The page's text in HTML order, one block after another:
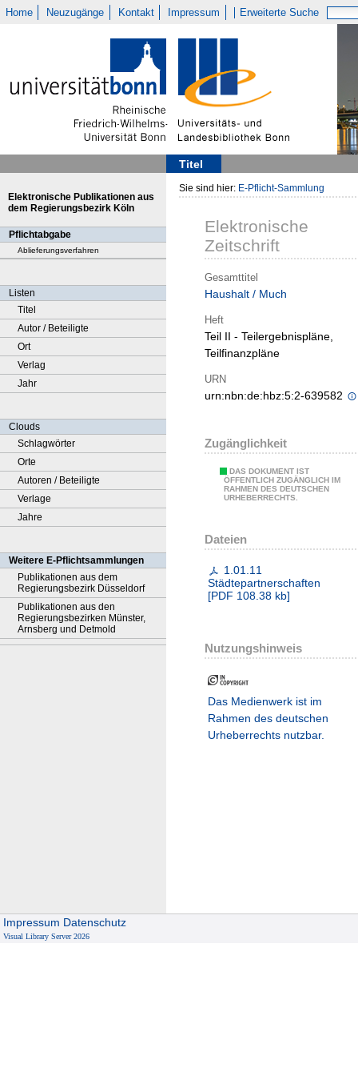
Home Neuzugänge Kontakt Impressum Erweiterte Suche
Titel
Elektronische Publikationen aus
dem Regierungsbezirk Köln
Pflichtabgabe
Ablieferungsverfahren
Listen
Titel
Autor / Beteiligte
Ort
Verlag
Jahr
Clouds
Schlagwörter
Orte
Autoren / Beteiligte
Verlage
Jahre
Weitere E-Pflichtsammlungen
Publikationen aus dem
Regierungsbezirk Düsseldorf
Publikationen aus den
Regierungsbezirken Münster,
Arnsberg und Detmold
Sie sind hier: E-Pflicht-Sammlung
Elektronische
Zeitschrift
Gesamttitel
Haushalt / Much
Heft
Teil II - Teilergebnispläne,
Teilfinanzpläne
URN
urn:nbn:de:hbz:5:2-639582
Zugänglichkeit
DAS DOKUMENT IST
ÖFFENTLICH ZUGÄNGLICH IM
RAHMEN DES DEUTSCHEN
URHEBERRECHTS.
Dateien
1.01.11
Städtepartnerschaften
[PDF 108.38 kb]
Nutzungshinweis
Das Medienwerk ist im
Rahmen des deutschen
Urheberrechts nutzbar.
Impressum Datenschutz
Visual Library Server 2026